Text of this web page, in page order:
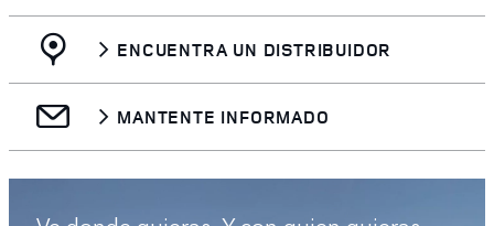
ENCUENTRA UN DISTRIBUIDOR
MANTENTE INFORMADO